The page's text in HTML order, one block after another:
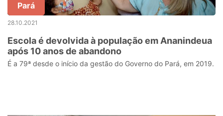
Pará
28.10.2021
Escola é devolvida à população em Ananindeua
após 10 anos de abandono
É a 79ª desde o início da gestão do Governo do Pará, em 2019.